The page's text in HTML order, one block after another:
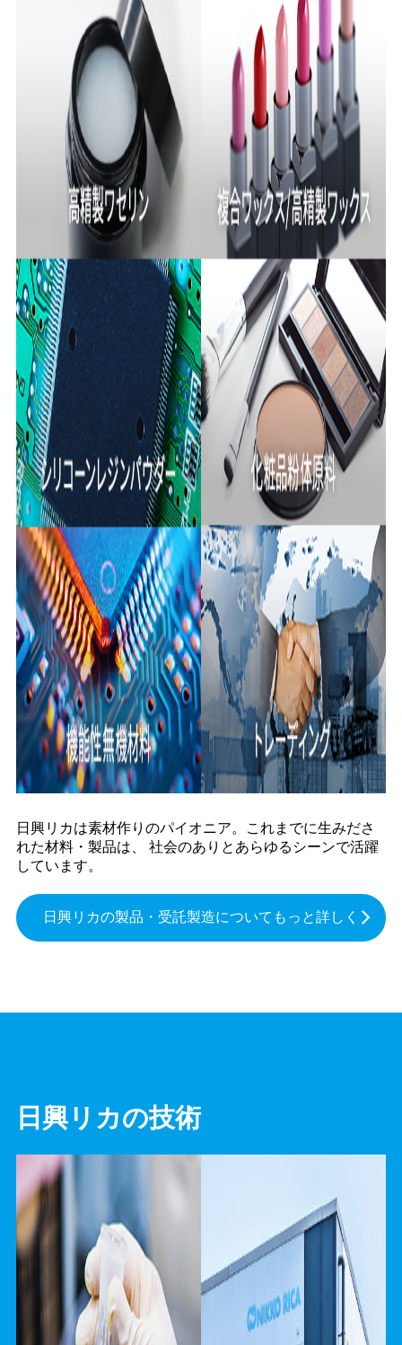
日興リカは素材作りのパイオニア。これまでに生みださ
れた材料・製品は、 社会のありとあらゆるシーンで活躍
しています。
日興リカの製品・ 受託製造について もっと詳しく
日興リカの技術